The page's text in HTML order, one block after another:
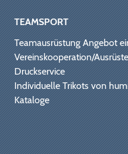
TEAMSPORT
Teamausrüstung Angebot
Vereinskooperation/
Druckservice
Individuelle Trikots von
Kataloge